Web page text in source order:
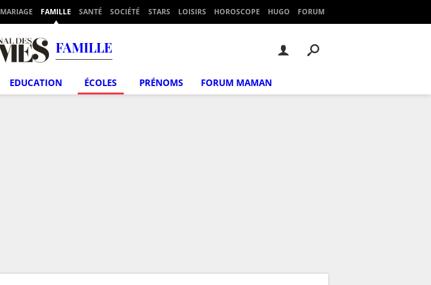
MARIAGE FAMILLE SANTÉ SOCIÉTÉ STARS LOISIRS HOROSCOPE HUGO FORUM
FAMILLE
EDUCATION ÉCOLES PRÉNOMS FORUM MAMAN